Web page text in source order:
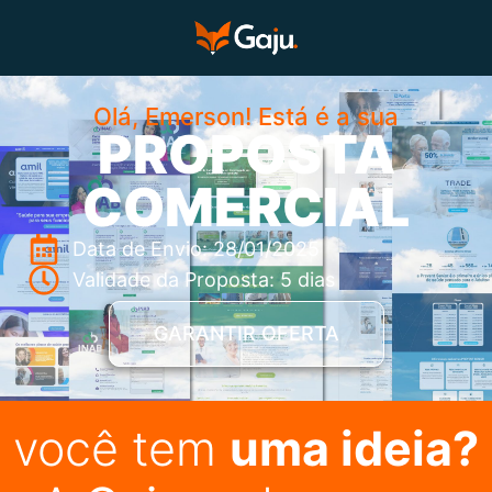
Olá, Emerson! Está é a sua
PROPOSTA
COMERCIAL
Data de Envio: 28/01/2025
Validade da Proposta: 5 dias
GARANTIR OFERTA
você tem uma ideia?